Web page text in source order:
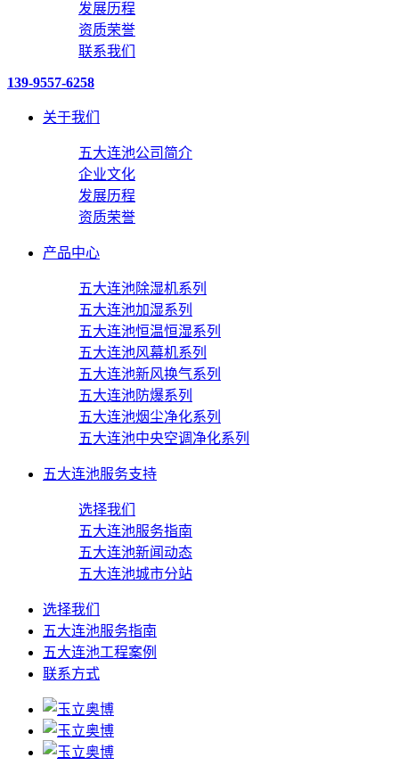
发展历程
资质荣誉
联系我们
139-9557-6258
关于我们
五大连池公司简介
企业文化
发展历程
资质荣誉
产品中心
五大连池除湿机系列
五大连池加湿系列
五大连池恒温恒湿系列
五大连池风幕机系列
五大连池新风换气系列
五大连池防爆系列
五大连池烟尘净化系列
五大连池中央空调净化系列
五大连池服务支持
选择我们
五大连池服务指南
五大连池新闻动态
五大连池城市分站
选择我们
五大连池服务指南
五大连池工程案例
联系方式